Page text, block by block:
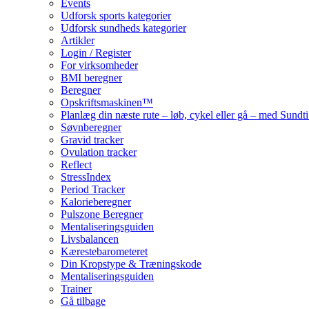
Events
Udforsk sports kategorier
Udforsk sundheds kategorier
Artikler
Login / Register
For virksomheder
BMI beregner
Beregner
Opskriftsmaskinen™
Planlæg din næste rute – løb, cykel eller gå – med
Søvnberegner
Gravid tracker
Ovulation tracker
Reflect
StressIndex
Period Tracker
Kalorieberegner
Pulszone Beregner
Mentaliseringsguiden
Livsbalancen
Kærestebarometeret
Din Kropstype & Træningskode
Mentaliseringsguiden
Trainer
Gå tilbage